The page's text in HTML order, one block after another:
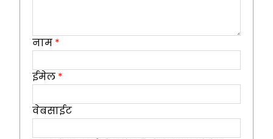
नाम *
ईमेल *
वेबसाईट